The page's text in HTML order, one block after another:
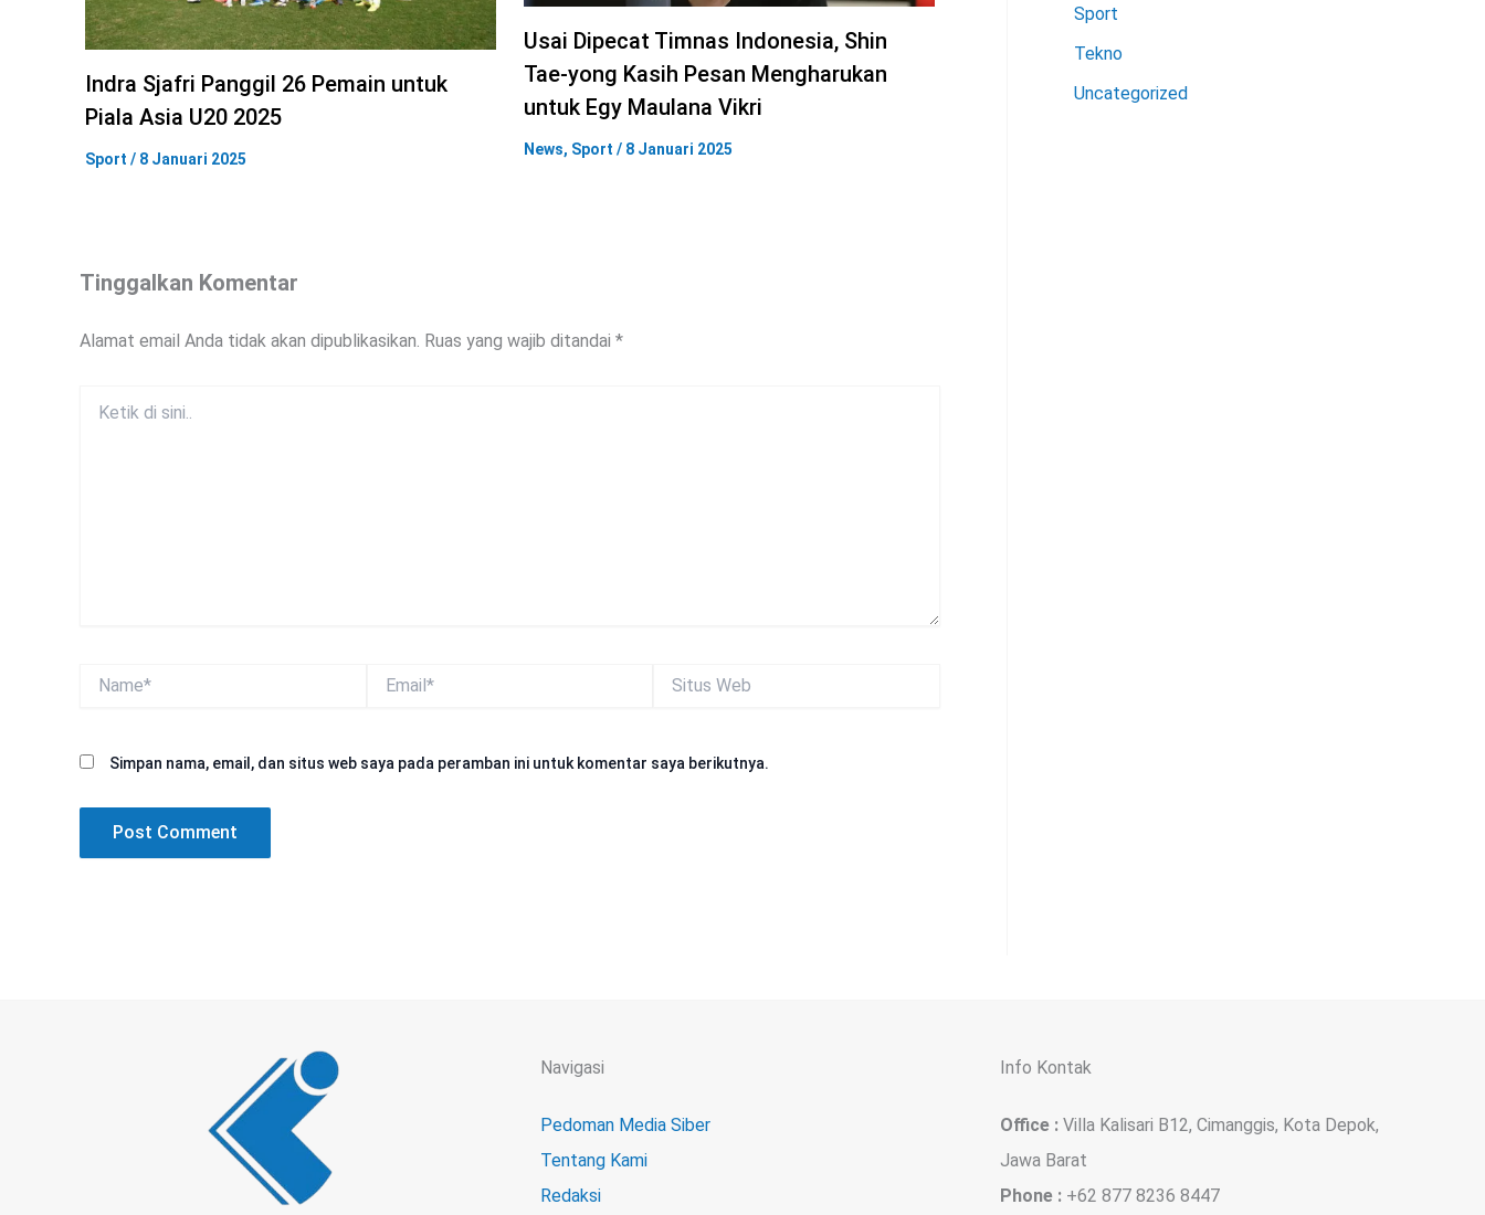
Indra Sjafri Panggil 26 Pemain untuk
Piala Asia U20 2025
Sport / 8 Januari 2025
Usai Dipecat Timnas Indonesia, Shin
Tae-yong Kasih Pesan Mengharukan
untuk Egy Maulana Vikri
News, Sport / 8 Januari 2025
Tinggalkan Komentar
Alamat email Anda tidak akan dipublikasikan. Ruas yang wajib ditandai *
Web
Simpan nama, email, dan situs web saya pada peramban ini untuk komentar saya berikutnya.
Sport
Tekno
Uncategorized
Navigasi
Pedoman Media Siber
Tentang Kami
Redaksi
Info Kontak
Office : Villa Kalisari B12, Cimanggis, Kota Depok,
Jawa Barat
Phone : +62 877 8236 8447